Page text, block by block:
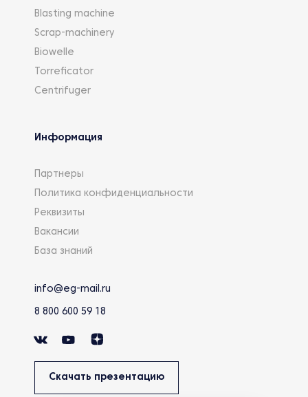
Blasting machine
Scrap-machinery
Biowelle
Torreficator
Centrifuger
Информация
Партнеры
Политика конфиденциальности
Реквизиты
Вакансии
База знаний
info@eg-mail.ru
8 800 600 59 18
Скачать презентацию